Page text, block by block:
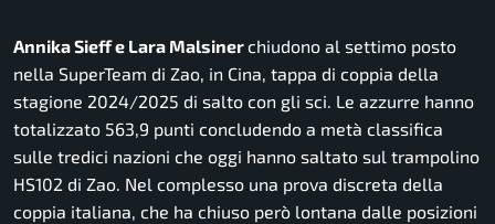
Annika Sieff e Lara Malsinerchiudono al settimo posto
nella SuperTeam di Zao, in Cina, tappa di coppia della
stagione 2024/2025 di salto con gli sci. Le azzurre hanno
totalizzato 563,9 punti concludendo a metà classifica
sulle tredici nazioni che oggi hanno saltato sul trampolino
HS102 di Zao. Nel complesso una prova discreta della
coppia italiana, che ha chiuso però lontana dalle posizioni